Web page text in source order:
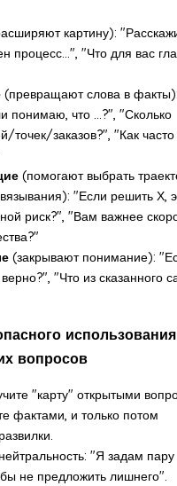
картину):
процесс...", "Что для вас
(превращают слова в факты):
понимаю, что ...?", "Сколько
точек/заказов?", "Как часто
(помогают выбрать
"Если решить Х,
риск?", "Вам важнее
(закрывают понимание):
"Что из сказанного
использования
вопросов
"карту" открытыми
фактами, и только потом
"Я задам пару
не предложить лишнего".